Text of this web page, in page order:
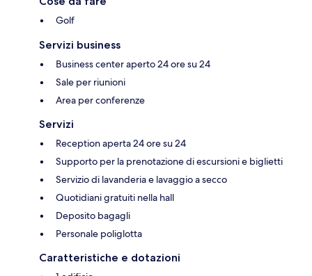
Golf
Servizi business
Business center aperto 24 ore su 24
Sale per riunioni
Area per conferenze
Servizi
Reception aperta 24 ore su 24
Supporto per la prenotazione di escursioni e biglietti
Servizio di lavanderia e lavaggio a secco
Quotidiani gratuiti nella hall
Deposito bagagli
Personale poliglotta
Caratteristiche e dotazioni